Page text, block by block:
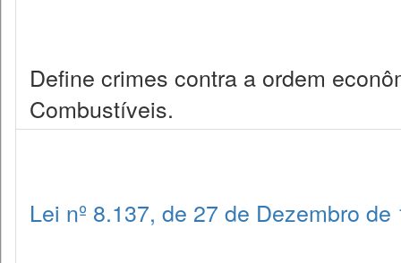
Define crimes contra a ordem
Combustíveis.
Lei nº 8.137, de 27 de Dezembro de